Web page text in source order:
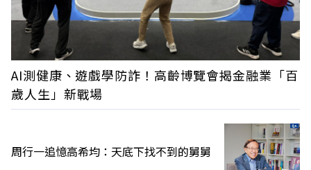
AI測健康、遊戲學防詐！高齡博覽會揭金融業「百
歲人生」新戰場
周行一追憶高希均：天底下找不到的舅舅